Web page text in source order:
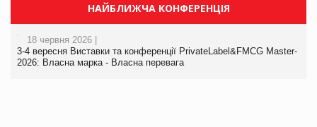
НАЙБЛИЖЧА КОНФЕРЕНЦІЯ
18 червня 2026 |
3-4 вересня Виставки та конференції PrivateLabel&FMCG Master-
2026: Власна марка - Власна перевага